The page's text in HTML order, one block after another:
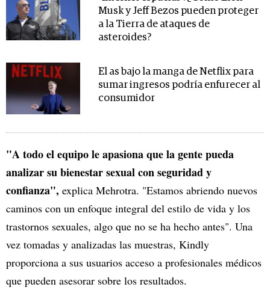
Musk y Jeff Bezos pueden proteger
a la Tierra de ataques de
asteroides?
El as bajo la manga de Netflix para
sumar ingresos podría enfurecer al
consumidor
"A todo el equipo le apasiona que la gente pueda
analizar su bienestar sexual con seguridad y
confianza", explica Mehrotra. "Estamos abriendo nuevos
caminos con un enfoque integral del estilo de vida y los
trastornos sexuales, algo que no se ha hecho antes". Una
vez tomadas y analizadas las muestras, Kindly
proporciona a sus usuarios acceso a profesionales médicos
que pueden asesorar sobre los resultados.